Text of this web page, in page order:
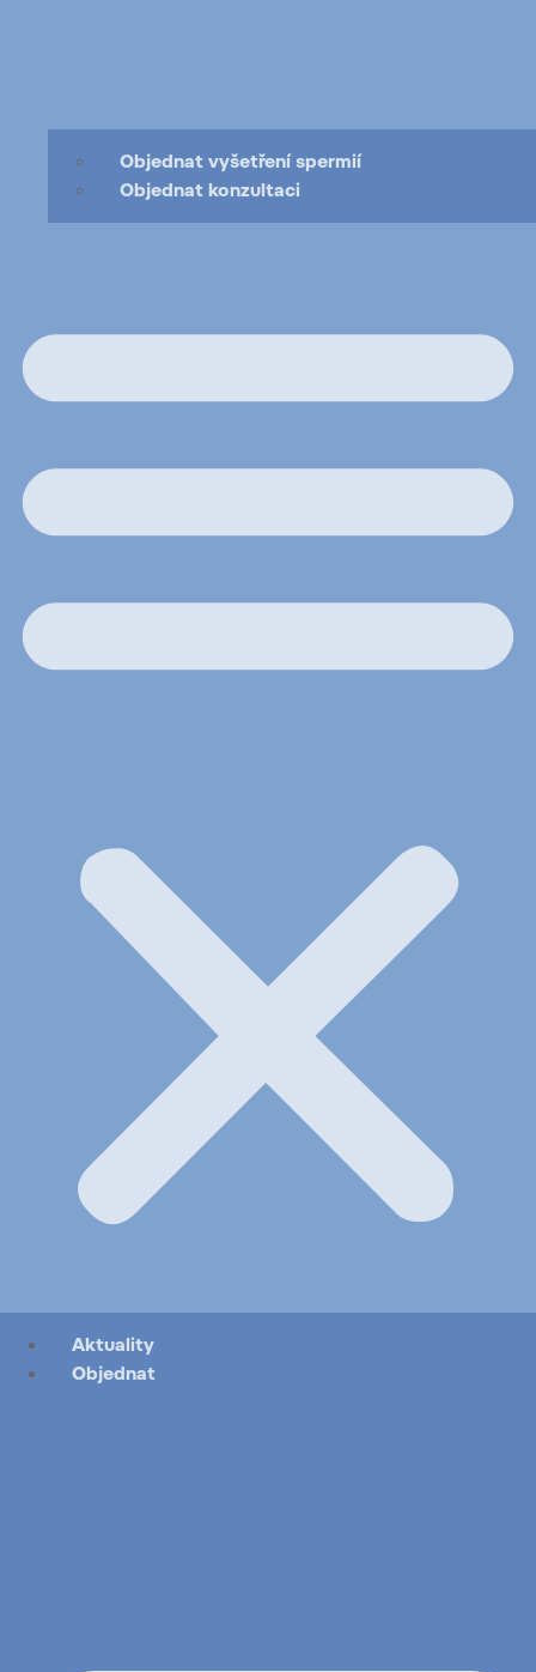
Objednat vyšetření spermií
Objednat konzultaci
Aktuality
Objednat